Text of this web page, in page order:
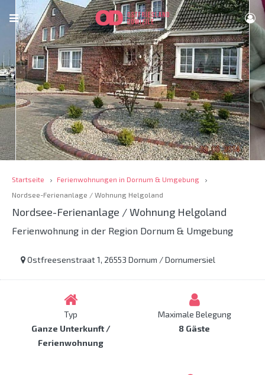
Startseite
Ferienwohnungen in Dornum & Umgebung
Nordsee-Ferienanlage / Wohnung Helgoland
Nordsee-Ferienanlage / Wohnung Helgoland
Ferienwohnung in der Region Dornum & Umgebung
Ostfreesenstraat 1, 26553 Dornum / Dornumersiel
Typ
Ganze Unterkunft /
Ferienwohnung
Maximale Belegung
8 Gäste